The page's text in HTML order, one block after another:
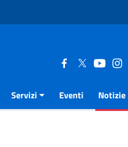
Servizi Eventi Notizie